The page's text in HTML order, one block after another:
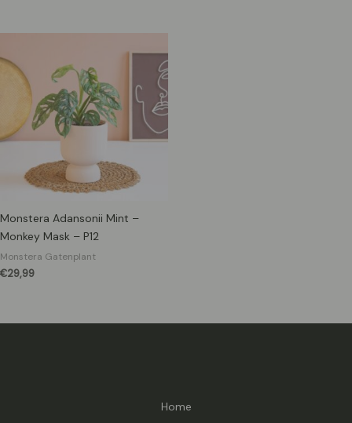
Monstera Adansonii Mint –
Monkey Mask – P12
Monstera Gatenplant
€29,99
Home